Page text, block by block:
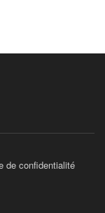
de confidentialité